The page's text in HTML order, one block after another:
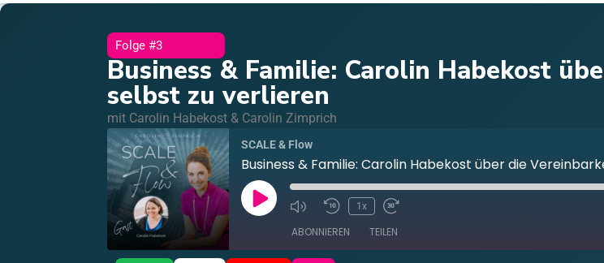
Folge #3
Business & Familie: Carolin Habekost
selbst zu verlieren
mit Carolin Habekost & Carolin Zimprich
SCALE & Flow
Business & Familie: Carolin Habekost über die
1x
ABONNIEREN TEILEN